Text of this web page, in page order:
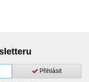
Přihlásit